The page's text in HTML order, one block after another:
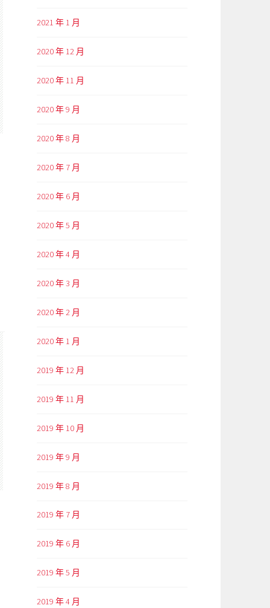
2021 年 1 月
2020 年 12 月
2020 年 11 月
2020 年 9 月
2020 年 8 月
2020 年 7 月
2020 年 6 月
2020 年 5 月
2020 年 4 月
2020 年 3 月
2020 年 2 月
2020 年 1 月
2019 年 12 月
2019 年 11 月
2019 年 10 月
2019 年 9 月
2019 年 8 月
2019 年 7 月
2019 年 6 月
2019 年 5 月
2019 年 4 月